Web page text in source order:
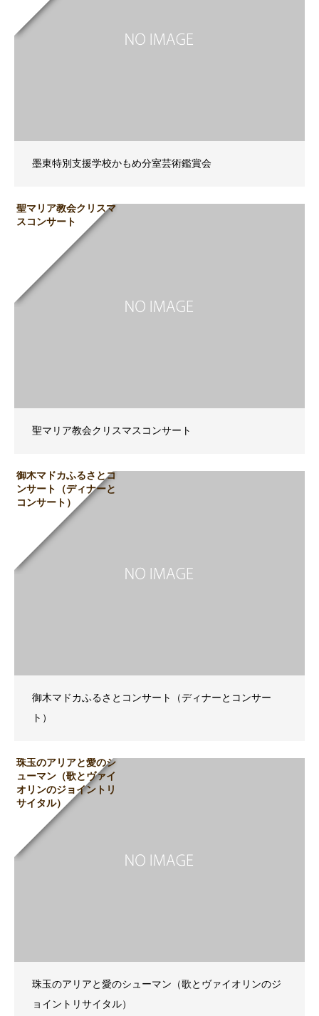
墨東特別支援学校かもめ分室芸術鑑賞会
聖マリア教会クリスマ
スコンサート
聖マリア教会クリスマスコンサート
御木マドカふるさとコ
ンサート（ディナーと
コンサート）
御木マドカふるさとコンサート（ディナーとコンサー
ト）
珠玉のアリアと愛のシ
ューマン（歌とヴァイ
オリンのジョイントリ
サイタル）
珠玉のアリアと愛のシューマン（歌とヴァイオリンのジ
ョイントリサイタル）